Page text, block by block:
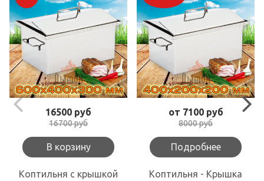
16500 руб
16700 руб
В корзину
Коптильня с крышкой
от 7100 руб
8000 руб
Подробнее
Коптильня - Крышка